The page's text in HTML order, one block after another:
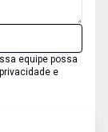
equipe possa
e